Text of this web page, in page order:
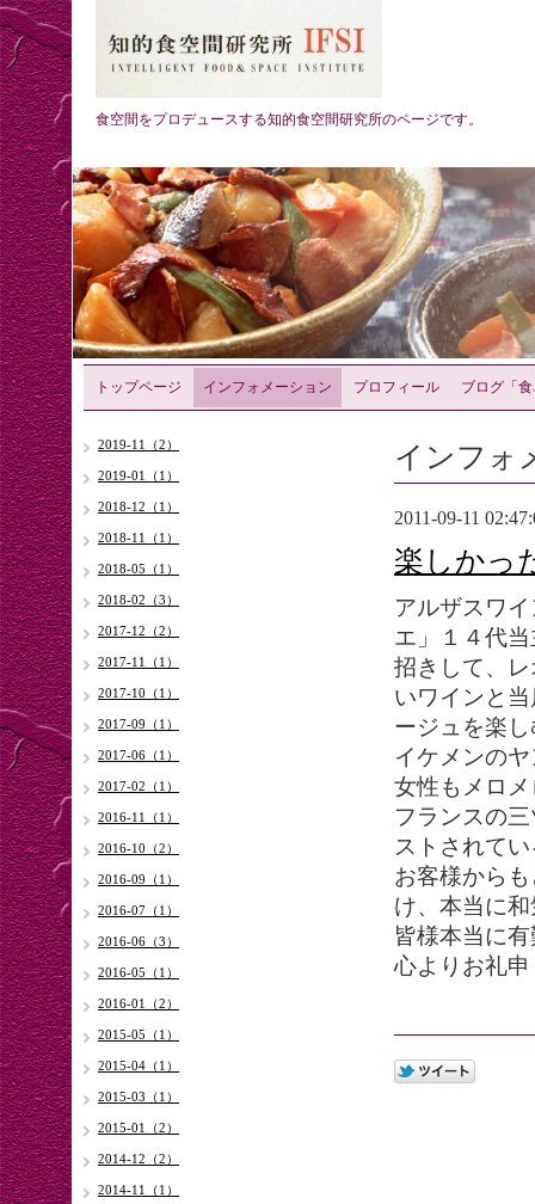
食空間をプロデュースする知的食空間研究所のページです。
トップページ インフォメーション プロフィール ブログ「
インフォ
2011-09-11
楽しかっ
アルザスワ
エ」１４代
招きして、
いワインと
ージュを楽
イケメンの
女性もメロ
フランスの
ストされて
お客様から
け、本当に
皆様本当に
心よりお礼
2019-11（2）
2019-01（1）
2018-12（1）
2018-11（1）
2018-05（1）
2018-02（3）
2017-12（2）
2017-11（1）
2017-10（1）
2017-09（1）
2017-06（1）
2017-02（1）
2016-11（1）
2016-10（2）
2016-09（1）
2016-07（1）
2016-06（3）
2016-05（1）
2016-01（2）
2015-05（1）
2015-04（1）
2015-03（1）
2015-01（2）
2014-12（2）
2014-11（1）